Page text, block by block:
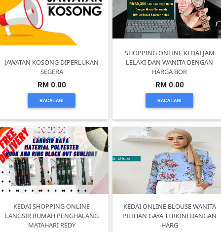
JAWATAN KOSONG DIPERLUKAN
SEGERA
RM 0.00
BACA LAGI
SHOPPING ONLINE KEDAI JAM
LELAKI DAN WANITA DENGAN
HARGA BOR
RM 0.00
BACA LAGI
KEDAI SHOPPING ONLINE
LANGSIR RUMAH PENGHALANG
MATAHARI REDY
KEDAI ONLINE BLOUSE WANITA
PILIHAN GAYA TERKINI DANGAN
HARG
SUKAN/HOBI(2)
&
PELANCONGAN(1)
RUMAH
&
BARANG
PERIBADI(4)
PEKERJAAN(0)
SERVIS(17)